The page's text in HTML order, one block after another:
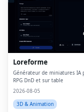
Loreforme
Générateur de miniatures IA
RPG DnD et sur table
2026-08-05
3D & Animation